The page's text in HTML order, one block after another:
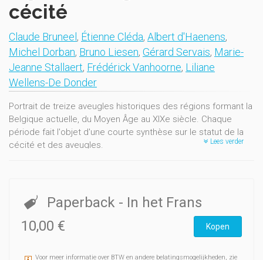
cécité
Claude Bruneel , Étienne Cléda, Albert d'Haenens,
Michel Dorban, Bruno Liesen, Gérard Servais, Marie-
Jeanne Stallaert, Frédérick Vanhoorne, Liliane
Wellens-De Donder
Portrait de treize aveugles historiques des régions formant la
Belgique actuelle, du Moyen Âge au XIXe siècle. Chaque
période fait l'objet d'une courte synthèse sur le statut de la
cécité et des aveugles.
Lees verder
Paperback - In het Frans
10,00 €
Kopen
Voor meer informatie over BTW en andere belatingsmogelijkheden, zie